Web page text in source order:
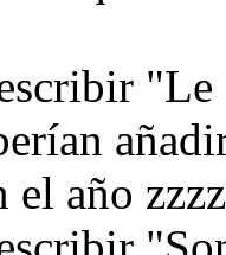
el año